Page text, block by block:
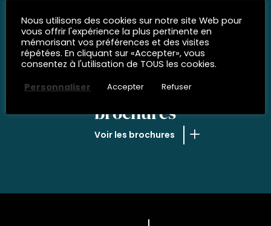
NOS
brochures
Voir les brochures
Nous utilisons des cookies sur notre site Web pour
vous offrir l'expérience la plus pertinente en
mémorisant vos préférences et des visites
répétées. En cliquant sur «Accepter», vous
consentez à l'utilisation de TOUS les cookies.
Personnaliser
Accepter Refuser